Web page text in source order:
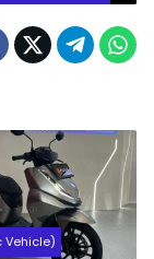
Vehicle)